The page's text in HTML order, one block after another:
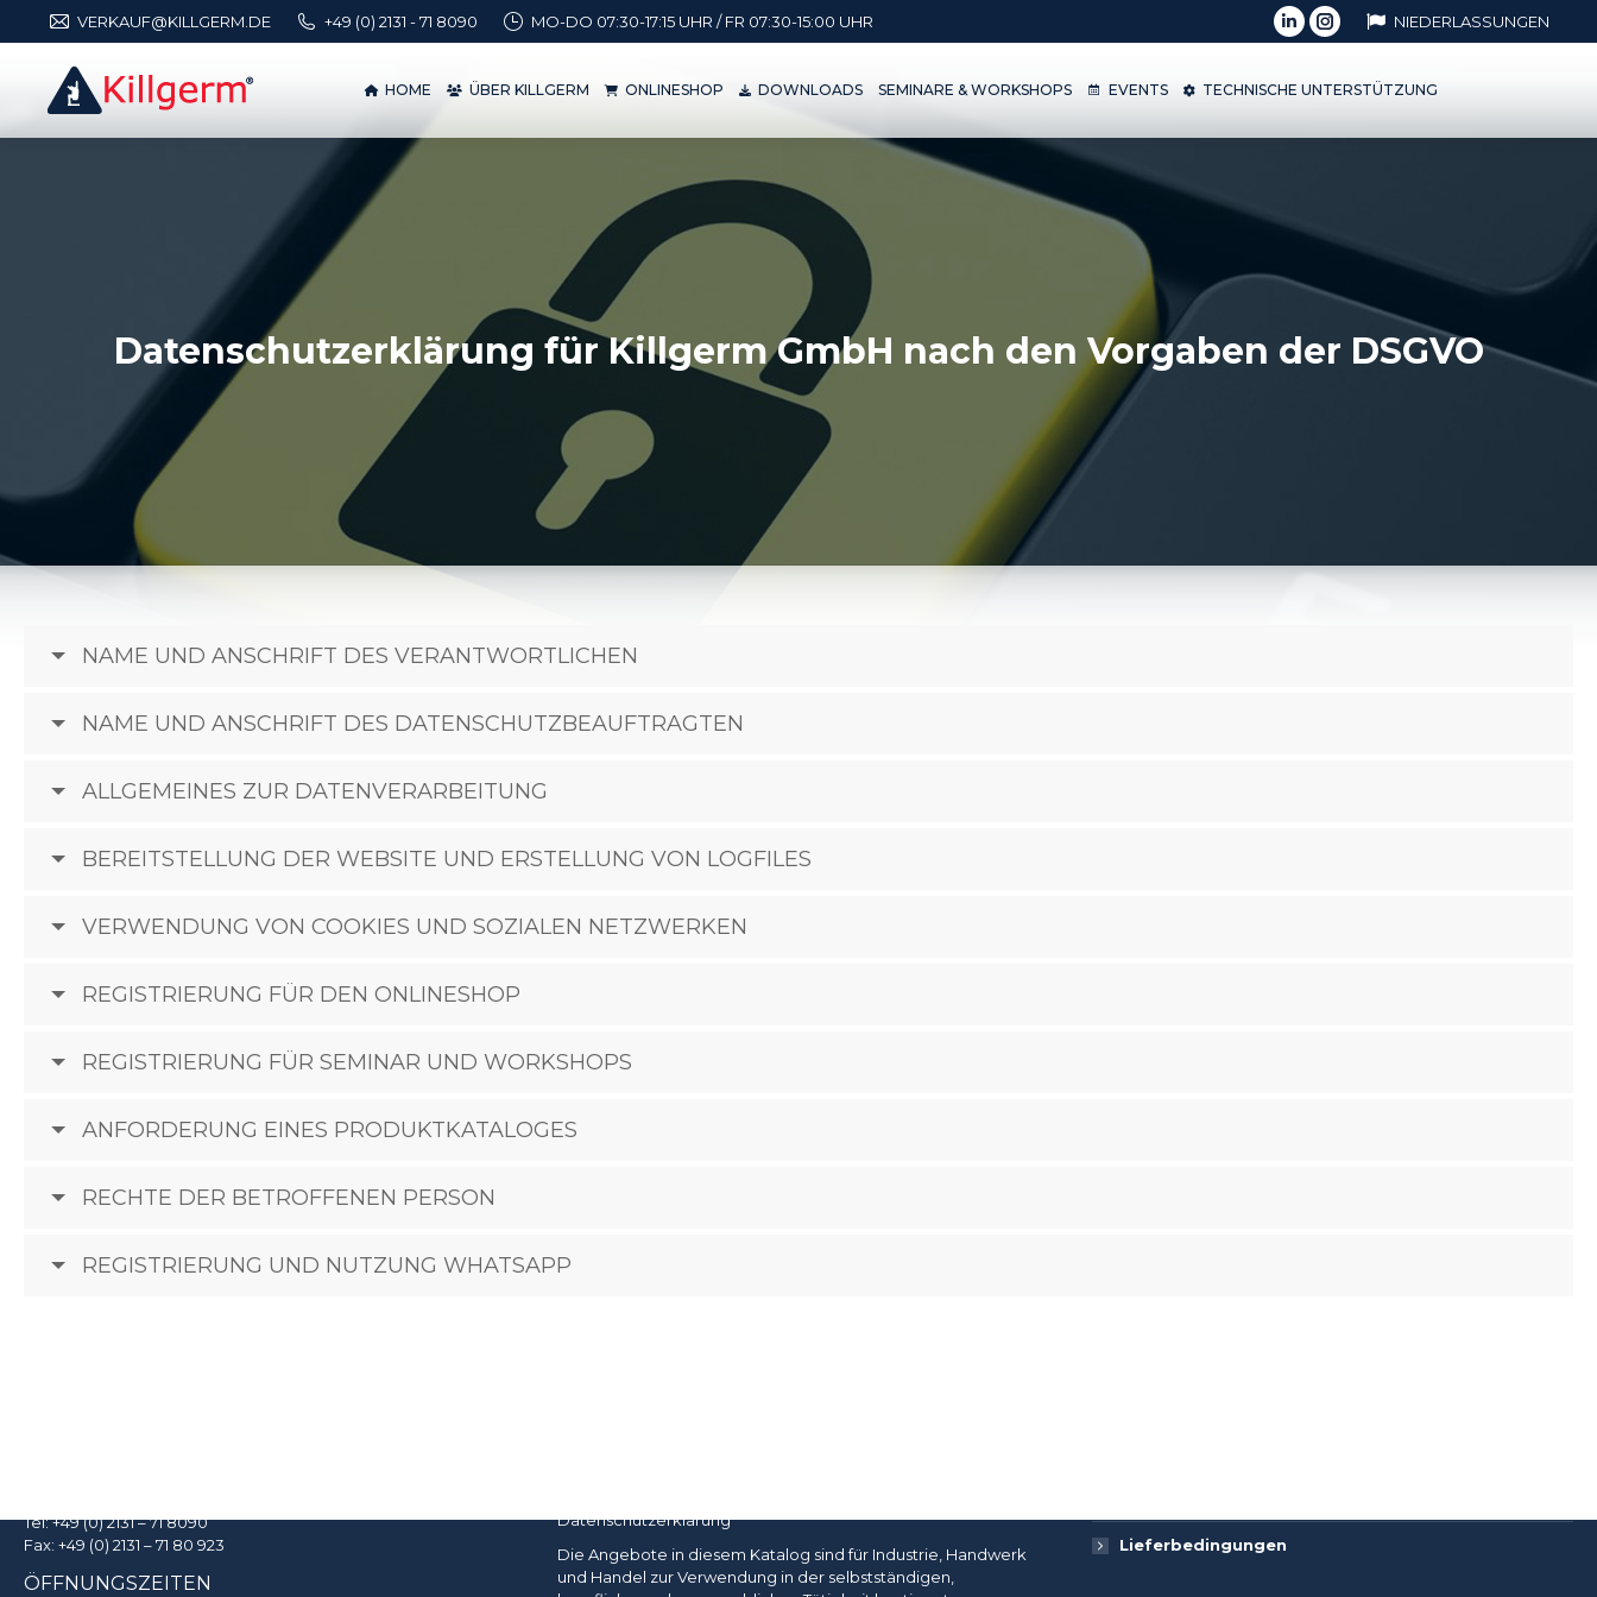
VERKAUF@KILLGERM.DE +49 (0) 2131 - 71 8090 MO-DO 07:30-17:15 UHR / FR 07:30-15:00 UHR NIEDERLASSUNGEN
HOME ÜBER KILLGERM ONLINESHOP DOWNLOADS SEMINARE & WORKSHOPS EVENTS TECHNISCHE UNTERSTÜTZUNG
Datenschutzerklärung für Killgerm GmbH nach den Vorgaben der DSGVO
NAME UND ANSCHRIFT DES VERANTWORTLICHEN
NAME UND ANSCHRIFT DES DATENSCHUTZBEAUFTRAGTEN
ALLGEMEINES ZUR DATENVERARBEITUNG
BEREITSTELLUNG DER WEBSITE UND ERSTELLUNG VON LOGFILES
VERWENDUNG VON COOKIES UND SOZIALEN NETZWERKEN
REGISTRIERUNG FÜR DEN ONLINESHOP
REGISTRIERUNG FÜR SEMINAR UND WORKSHOPS
ANFORDERUNG EINES PRODUKTKATALOGES
RECHTE DER BETROFFENEN PERSON
REGISTRIERUNG UND NUTZUNG WHATSAPP
Tel:+49 (0) 2131 – 71 8090
Fax: +49 (0) 2131 – 71 80 923
ÖFFNUNGSZEITEN
Datenschutzerklärung
Die Angebote in diesem Katalog sind für Industrie, Handwerk
und Handel zur Verwendung in der selbstständigen,
Lieferbedingungen
ÜBER KILLGERM ONLINESHOP TECHNISCHE UNTERSTÜTZUNG